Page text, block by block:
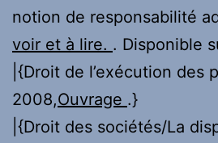
notion de responsabilité
voir et à lire. . Disponible
|{Droit de l’exécution des
2008,Ouvrage .}
|{Droit des sociétés/La